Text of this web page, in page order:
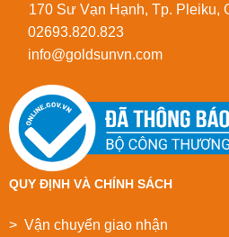
170 Sư Vạn Hạnh, Tp. Pleiku,
02693.820.823
info@goldsunvn.com
QUY ĐỊNH VÀ CHÍNH SÁCH
> Vận chuyển giao nhận